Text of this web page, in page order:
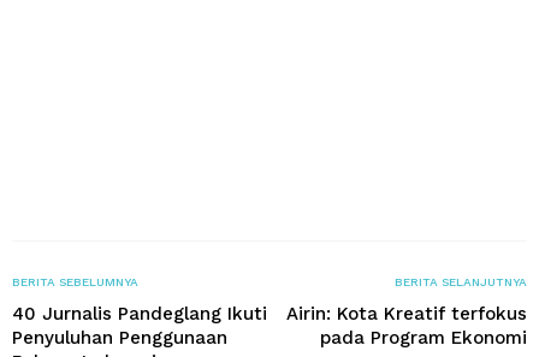
BERITA SEBELUMNYA
40 Jurnalis Pandeglang Ikuti
Penyuluhan Penggunaan
BERITA SELANJUTNYA
Airin: Kota Kreatif terfokus
pada Program Ekonomi